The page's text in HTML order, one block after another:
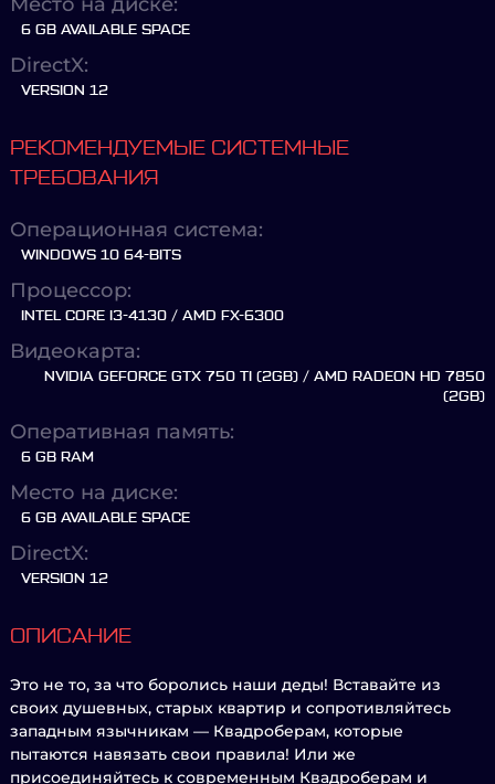
6 GB AVAILABLE SPACE
DirectX:
VERSION 12
РЕКОМЕНДУЕМЫЕ СИСТЕМНЫЕ
ТРЕБОВАНИЯ
Операционная система:
WINDOWS 10 64-BITS
Процессор:
INTEL CORE I3-4130 / AMD FX-6300
Видеокарта:
NVIDIA GEFORCE GTX 750 TI (2GB) / AMD RADEON HD 7850
(2GB)
Оперативная память:
6 GB RAM
Место на диске:
6 GB AVAILABLE SPACE
DirectX:
VERSION 12
ОПИСАНИЕ
Это не то, за что боролись наши деды! Вставайте из
своих душевных, старых квартир и сопротивляйтесь
западным язычникам — Квадроберам, которые
пытаются навязать свои правила! Или же
присоединяйтесь к современным Квадроберам и